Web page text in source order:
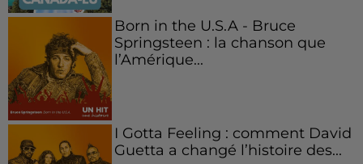
Born in the U.S.A - Bruce
Springsteen : la chanson que
l’Amérique...
I Gotta Feeling : comment David
Guetta a changé l’histoire des...